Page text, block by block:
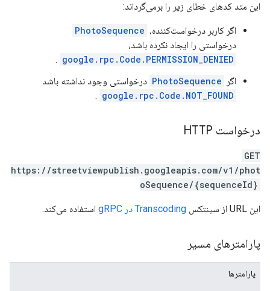
این متد کدهای خطای زیر را برمی‌گرداند:
اگر کاربر درخواست‌کننده، PhotoSequence
درخواستی را ایجاد نکرده باشد،
google.rpc.Code.PERMISSION_DENIED
.
اگر
PhotoSequence درخواستی وجود نداشته باشد
google.rpc.Code.NOT_FOUND
.
درخواست HTTP
GET
https://streetviewpublish.googleapis.com/v1/phot
oSequence/{sequenceId}
این URL از سینتکس Transcoding در gRPC استفاده می‌کند.
پارامترهای مسیر
پارامترها